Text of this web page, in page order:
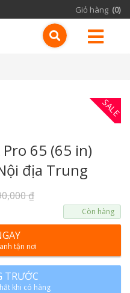
Giỏ hàng (0)
SALE
65 (65 in)
địa Trung
₫
Còn hàng
tận nơi
TRƯỚC
khi có hàng